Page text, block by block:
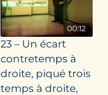
00:12
23 – Un écart
contretemps à
droite, piqué trois
temps à droite,